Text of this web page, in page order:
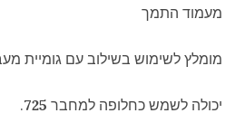
מעמוד התמך
מומלץ לשימוש בשילוב עם גומיית
יכולה לשמש כחלופה למחבר 725
.